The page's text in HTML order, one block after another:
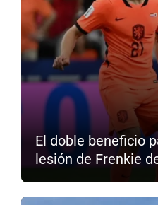
El doble beneficio
lesión de Frenkie